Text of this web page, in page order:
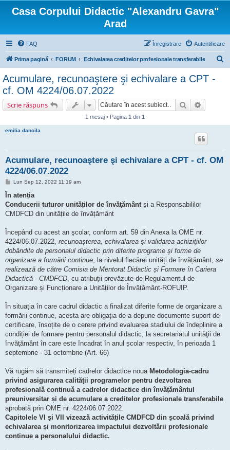
Casa Corpului Didactic "Alexandru Gavra"
Arad
FAQ Autentificare
Înregistrare
Prima pagină FORUM Echivalarea creditelor profesionale transferabile
Acumulare, recunoaştere şi echivalare a CPT -
cf. OM 4224/06.07.2022
Scrie răspuns Căutare
1 mesaj • Pagina 1 din 1
emilia dancila
Acumulare, recunoaştere şi echivalare a CPT - cf. OM
4224/06.07.2022
M
s
j
Lun Sep 12, 2022 11:19 am
În atenția
Conducerii tuturor unităților de învăţământși a Responsabililor
CMDFCD din unitățile de învățământ
Începând cu acest an şcolar, conform art. 59 din Anexa la OME nr.
4224/06.07.2022, recunoașterea, echivalarea şi validarea achiziţiilor
dobândite de personalul didactic prin diferite programe şi forme de
organizare a formării continue, la nivelul fiecărei unități de învățământ, se
realizează de către Comisia de Mentorat Didactic și Formare în Cariera
Didactică - CMDFCD, cu atribuții prevăzute de Regulamentul de
Organizare și Funcționare a Unităților de Învățământ-ROFUIP.
În situația în care cadrul didactic a finalizat diferite forme de organizare a
formării continue, acesta are obligația de a depune documente suport de
certificare, însoțite de o cerere privind evaluarea stadiului de îndeplinire a
condiției de formare pentru personalul didactic, la secretariatul unităţii de
învăţământ în care este încadrat în anul școlar respectiv, în perioada 1
septembrie - 31 octombrie (Art. 66)
Vă rugăm să transmiteți cadrelor didactice noua Metodologia-cadru
privind asigurarea calității programelor pentru dezvoltarea
profesională continuă a cadrelor didactice din învățământul
preuniversitar și de acumulare a creditelor profesionale transferabile
aprobată prin OME nr. 4224/06.07.2022.
Capitolele VI și VII vizează activitățile CMDFCD din școală privind
echivalarea și monitorizarea impactului dezvoltării profesionale
continue a personalului didactic.